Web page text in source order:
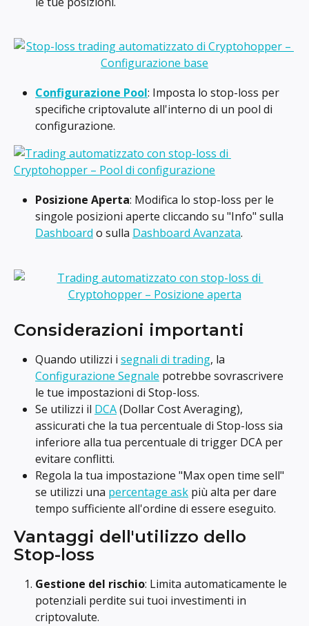
Configurazione Pool: Imposta lo stop-loss per
specifiche criptovalute all'interno di un pool di
configurazione.
Posizione Aperta: Modifica lo stop-loss per le
singole posizioni aperte cliccando su "Info" sulla
Dashboard o sulla Dashboard Avanzata.
Considerazioni importanti
Quando utilizzi i segnali di trading, la
Configurazione Segnale potrebbe sovrascrivere
le tue impostazioni di Stop-loss.
Se utilizzi il DCA (Dollar Cost Averaging),
assicurati che la tua percentuale di Stop-loss sia
inferiore alla tua percentuale di trigger DCA per
evitare conflitti.
Regola la tua impostazione "Max open time sell"
se utilizzi una percentage ask più alta per dare
tempo sufficiente all'ordine di essere eseguito.
Vantaggi dell'utilizzo dello
Stop-loss
Gestione del rischio: Limita automaticamente le
potenziali perdite sui tuoi investimenti in
criptovalute.